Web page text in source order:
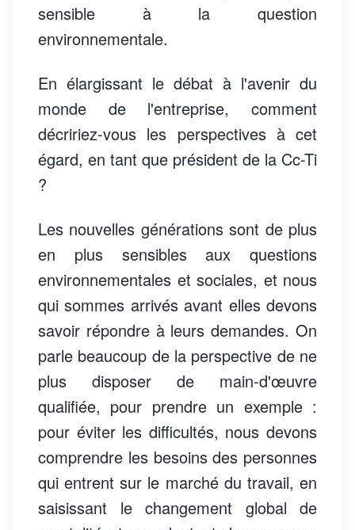
sensible à la question
environnementale.
En élargissant le débat à l'avenir du
monde de l'entreprise, comment
décririez-vous les perspectives à cet
égard, en tant que président de la Cc-Ti
?
Les nouvelles générations sont de plus
en plus sensibles aux questions
environnementales et sociales, et nous
qui sommes arrivés avant elles devons
savoir répondre à leurs demandes. On
parle beaucoup de la perspective de ne
plus disposer de main-d'œuvre
qualifiée, pour prendre un exemple :
pour éviter les difficultés, nous devons
comprendre les besoins des personnes
qui entrent sur le marché du travail, en
saisissant le changement global de